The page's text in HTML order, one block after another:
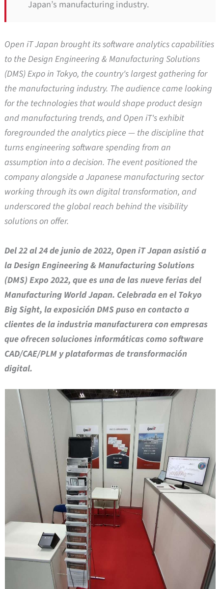
Japan’s manufacturing industry.
Open iT Japan brought its software analytics capabilities
to the Design Engineering & Manufacturing Solutions
(DMS) Expo in Tokyo, the country's largest gathering for
the manufacturing industry. The audience came looking
for the technologies that would shape product design
and manufacturing trends, and Open iT's exhibit
foregrounded the analytics piece — the discipline that
turns engineering software spending from an
assumption into a decision. The event positioned the
company alongside a Japanese manufacturing sector
working through its own digital transformation, and
underscored the global reach behind the visibility
solutions on offer.
Del 22 al 24 de junio de 2022, Open iT Japan asistió a
la Design Engineering & Manufacturing Solutions
(DMS) Expo 2022, que es una de las nueve ferias del
Manufacturing World Japan. Celebrada en el Tokyo
Big Sight, la exposición DMS puso en contacto a
clientes de la industria manufacturera con empresas
que ofrecen soluciones informáticas como software
CAD/CAE/PLM y plataformas de transformación
digital.